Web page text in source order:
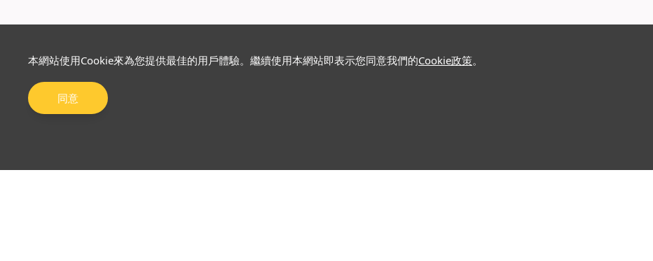
本網站使用Cookie來為您提供最佳的用戶體驗。繼續使用本網站即表示您同意我們的Cookie政策。
同意